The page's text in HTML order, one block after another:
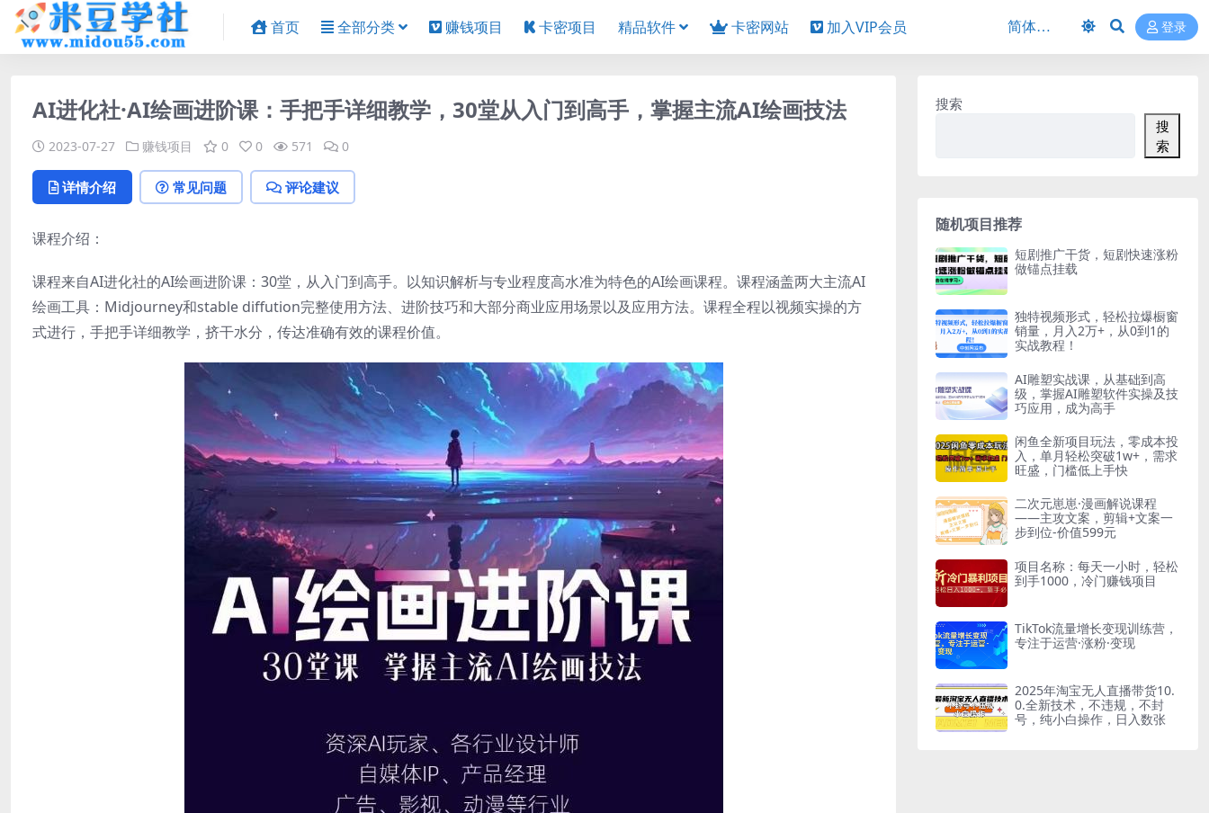
首页 全部分类 赚钱项目 卡密项目 精品软件 卡密网站 加入VIP会员 登录
AI进化社·AI绘画进阶课：手把手详细教学，30堂从入门到高手，掌握主流AI绘画技法
2023-07-27 赚钱项目 0 0 571 0
详情介绍 常见问题 评论建议
课程介绍：
课程来自AI进化社的AI绘画进阶课：30堂，从入门到高手。以知识解析与专业程度高水准为特色的AI绘画课程。课程涵盖两大主流AI
绘画工具：Midjourney和stable diffution完整使用方法、进阶技巧和大部分商业应用场景以及应用方法。课程全程以视频实操的方
式进行，手把手详细教学，挤干水分，传达准确有效的课程价值。
搜索
搜
索
随机项目推荐
短剧推广干货，短剧快速涨粉
做锚点挂载
独特视频形式，轻松拉爆橱窗
销量，月入2万+，从0到1的
实战教程！
AI雕塑实战课，从基础到高
级，掌握AI雕塑软件实操及技
巧应用，成为高手
闲鱼全新项目玩法，零成本投
入，单月轻松突破1w+，需求
旺盛，门槛低上手快
二次元崽崽·漫画解说课程
——主攻文案，剪辑+文案一
步到位-价值599元
项目名称：每天一小时，轻松
到手1000，冷门赚钱项目
TikTok流量增长变现训练营，
专注于运营·涨粉·变现
2025年淘宝无人直播带货10.
0.全新技术，不违规，不封
号，纯小白操作，日入数张